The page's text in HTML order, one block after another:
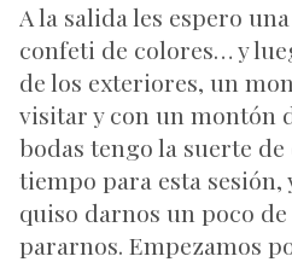
A la salida les espero
confeti de colores… y
de los exteriores, un
visitar y con un montón
bodas tengo la suerte
tiempo para esta sesión,
quiso darnos un poco
pararnos. Empezamos